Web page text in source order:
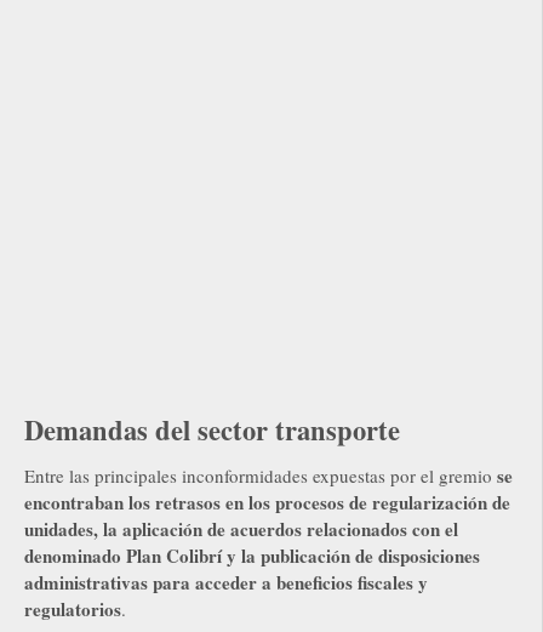
Demandas del sector transporte
Entre las principales inconformidades expuestas por el gremio se
encontraban los retrasos en los procesos de regularización de
unidades, la aplicación de acuerdos relacionados con el
denominado Plan Colibrí y la publicación de disposiciones
administrativas para acceder a beneficios fiscales y
regulatorios.